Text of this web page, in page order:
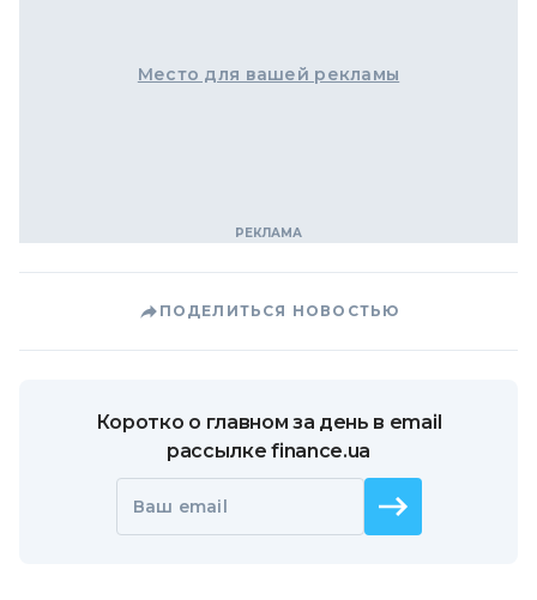
Место для вашей рекламы
ПОДЕЛИТЬСЯ НОВОСТЬЮ
Коротко о главном за день в email
рассылке finance.ua
Ваш email